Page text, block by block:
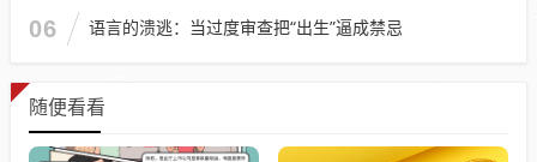
06 语言的溃逃：当过度审查把“出生”逼成禁忌
随便看看